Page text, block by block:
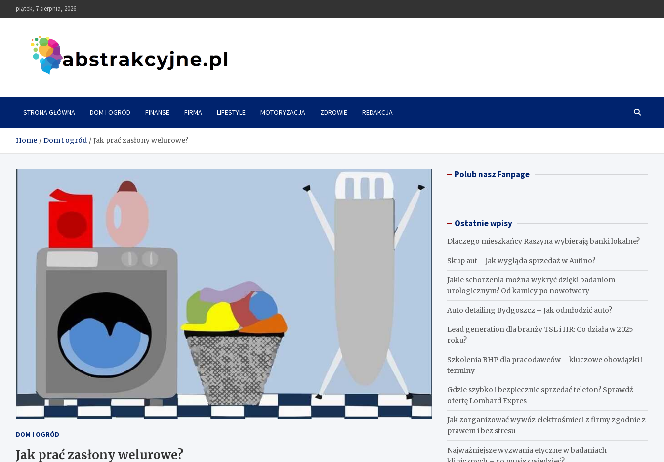
to
piątek, 7 sierpnia, 2026
Abstrakcyjne
STRONA GŁÓWNA DOM I OGRÓD FINANSE FIRMA LIFESTYLE MOTORYZACJA ZDROWIE REDAKCJA
Home Dom i ogród Jak prać zasłony welurowe?
DOM I OGRÓD
Jak prać zasłony welurowe?
Polub nasz Fanpage
Ostatnie wpisy
Dlaczego mieszkańcy Raszyna wybierają banki lokalne?
Skup aut – jak wygląda sprzedaż w Autino?
Jakie schorzenia można wykryć dzięki badaniom
urologicznym? Od kamicy po nowotwory
Auto detailing Bydgoszcz – Jak odmłodzić auto?
Lead generation dla branży TSL i HR: Co działa w 2025
roku?
Szkolenia BHP dla pracodawców – kluczowe obowiązki i
terminy
Gdzie szybko i bezpiecznie sprzedać telefon? Sprawdź
ofertę Lombard Expres
Jak zorganizować wywóz elektrośmieci z firmy zgodnie z
prawem i bez stresu
Najważniejsze wyzwania etyczne w badaniach